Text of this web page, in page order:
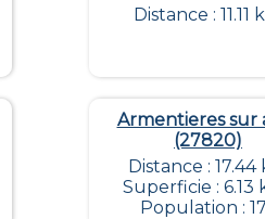
Distance : 11.11
Armentieres sur
(27820)
Distance : 17.44
Superficie : 6.13
Population :